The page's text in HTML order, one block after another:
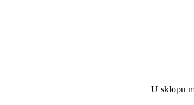
U sklopu